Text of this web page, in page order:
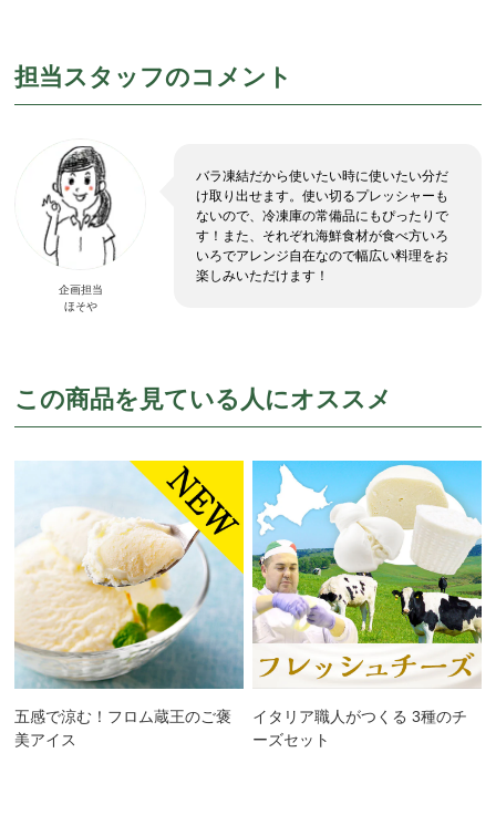
担当スタッフのコメント
企画担当
ほそや
バラ凍結だから使いたい時に使いたい分だ
け取り出せます。使い切るプレッシャーも
ないので、冷凍庫の常備品にもぴったりで
す！また、それぞれ海鮮食材が食べ方いろ
いろでアレンジ自在なので幅広い料理をお
楽しみいただけます！
この商品を見ている人にオススメ
五感で涼む！フロム蔵王のご褒
美アイス
イタリア職人がつくる 3種のチ
ーズセット